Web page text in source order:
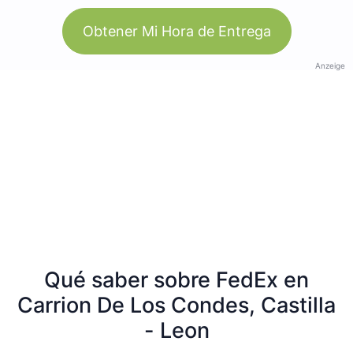
Obtener Mi Hora de Entrega
Anzeige
Qué saber sobre FedEx en
Carrion De Los Condes, Castilla
- Leon